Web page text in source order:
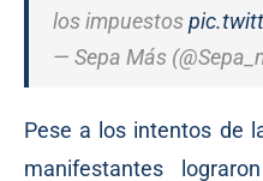
los impuestos
— Sepa Más
Pese a los intentos de
manifestantes